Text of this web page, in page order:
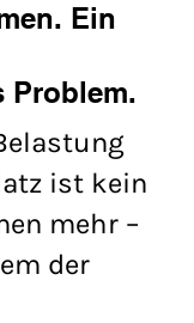
Ein
Problem.
ist kein
mehr –
der